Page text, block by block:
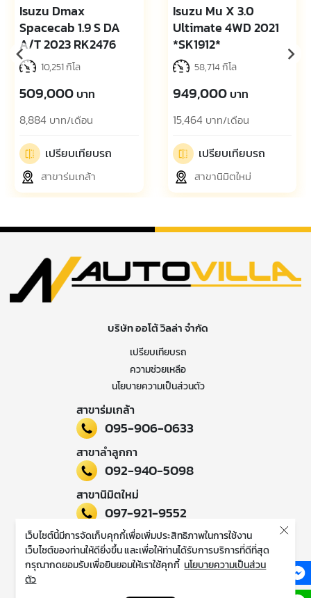
Isuzu Dmax
Spacecab 1.9 S DA
A/T 2023 RK2476
10,251 กิโล
509,000 บาท
8,884 บาท/เดือน
เปรียบเทียบรถ
สาขาร่มเกล้า
Isuzu Mu X 3.0
Ultimate 4WD 2021
*SK1912*
58,714 กิโล
949,000 บาท
15,464 บาท/เดือน
เปรียบเทียบรถ
สาขานิมิตใหม่
บริษัท ออโต้ วิลล่า จำกัด
เปรียบเทียบรถ
ความช่วยเหลือ
นโยบายความเป็นส่วนตัว
สาขาร่มเกล้า
095-906-0633
สาขาลำลูกกา
092-940-5098
สาขานิมิตใหม่
097-921-9552
ติดตามข่าวสารของเรา
เว็บไซต์นี้มีการจัดเก็บคุกกี้เพื่อเพิ่มประสิทธิภาพในการใช้งาน
เว็บไซต์ของท่านให้ดียิ่งขึ้น และเพื่อให้ท่านได้รับการบริการที่ดีที่สุด
กรุณากดยอมรับเพื่อยินยอมให้เราใช้คุกกี้ นโยบายความเป็นส่วน
ตัว